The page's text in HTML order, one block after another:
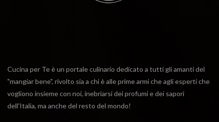
Cucina per Te è un portale culinario dedicato a tutti gli amanti del
"mangiar bene", rivolto sia a chi è alle prime armi che agli esperti che
vogliono insieme con noi, inebriarsi dei profumi e dei sapori
dell'Italia, ma anche del resto del mondo!